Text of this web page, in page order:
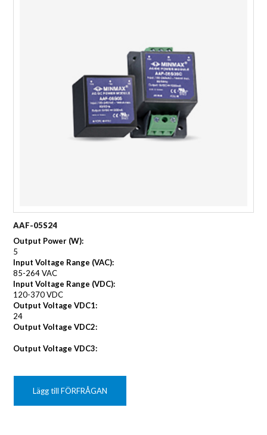
AAF-05S24
Output Power (W):
5
Input Voltage Range (VAC):
85-264 VAC
Input Voltage Range (VDC):
120-370 VDC
Output Voltage VDC1:
24
Output Voltage VDC2:
Output Voltage VDC3:
Lägg till FÖRFRÅGAN